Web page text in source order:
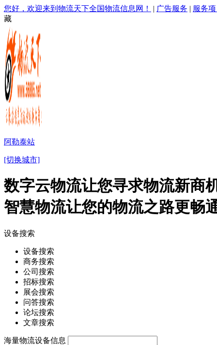
您好，欢迎来到物流天下全国物流信息网！ | 广告服务 | 服务
藏
阿勒泰站
[切换城市]
数字云物流让您寻求物流新商
智慧物流让您的物流之路更畅
设备搜索
设备搜索
商务搜索
公司搜索
招标搜索
展会搜索
问答搜索
论坛搜索
文章搜索
海量物流设备信息